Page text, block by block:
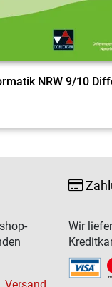
Versand
Wir